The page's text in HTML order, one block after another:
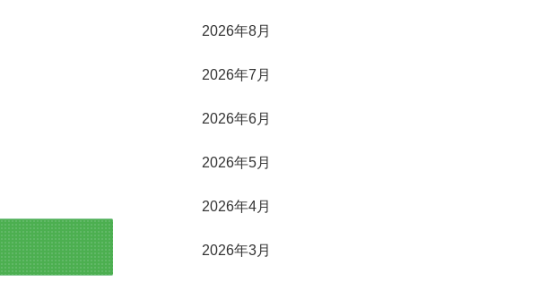
2026年8月
2026年7月
2026年6月
2026年5月
2026年4月
2026年3月